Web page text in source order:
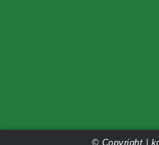
© Copyright |